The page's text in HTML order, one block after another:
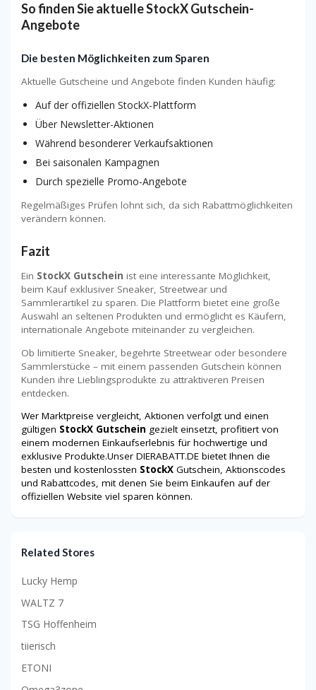
So finden Sie aktuelle StockX Gutschein-
Angebote
Die besten Möglichkeiten zum Sparen
Aktuelle Gutscheine und Angebote finden Kunden häufig:
Auf der offiziellen StockX-Plattform
Über Newsletter-Aktionen
Während besonderer Verkaufsaktionen
Bei saisonalen Kampagnen
Durch spezielle Promo-Angebote
Regelmäßiges Prüfen lohnt sich, da sich Rabattmöglichkeiten
verändern können.
Fazit
Ein StockX Gutschein ist eine interessante Möglichkeit,
beim Kauf exklusiver Sneaker, Streetwear und
Sammlerartikel zu sparen. Die Plattform bietet eine große
Auswahl an seltenen Produkten und ermöglicht es Käufern,
internationale Angebote miteinander zu vergleichen.
Ob limitierte Sneaker, begehrte Streetwear oder besondere
Sammlerstücke – mit einem passenden Gutschein können
Kunden ihre Lieblingsprodukte zu attraktiveren Preisen
entdecken.
Wer Marktpreise vergleicht, Aktionen verfolgt und einen
gültigen StockX Gutschein gezielt einsetzt, profitiert von
einem modernen Einkaufserlebnis für hochwertige und
exklusive Produkte.Unser DIERABATT.DE bietet Ihnen die
besten und kostenlossten StockX Gutschein, Aktionscodes
und Rabattcodes, mit denen Sie beim Einkaufen auf der
offiziellen Website viel sparen können.
Related Stores
Lucky Hemp
WALTZ 7
TSG Hoffenheim
tiierisch
ETONI